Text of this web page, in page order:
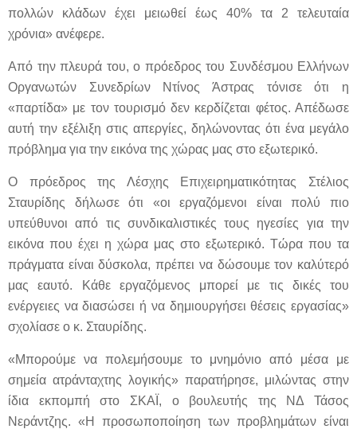
πολλών κλάδων έχει μειωθεί έως 40% τα 2 τελευταία
χρόνια» ανέφερε.
Από την πλευρά του, ο πρόεδρος του Συνδέσμου Ελλήνων
Οργανωτών Συνεδρίων Ντίνος Άστρας τόνισε ότι η
«παρτίδα» με τον τουρισμό δεν κερδίζεται φέτος. Απέδωσε
αυτή την εξέλιξη στις απεργίες, δηλώνοντας ότι ένα μεγάλο
πρόβλημα για την εικόνα της χώρας μας στο εξωτερικό.
Ο πρόεδρος της Λέσχης Επιχειρηματικότητας Στέλιος
Σταυρίδης δήλωσε ότι «οι εργαζόμενοι είναι πολύ πιο
υπεύθυνοι από τις συνδικαλιστικές τους ηγεσίες για την
εικόνα που έχει η χώρα μας στο εξωτερικό. Τώρα που τα
πράγματα είναι δύσκολα, πρέπει να δώσουμε τον καλύτερό
μας εαυτό. Κάθε εργαζόμενος μπορεί με τις δικές του
ενέργειες να διασώσει ή να δημιουργήσει θέσεις εργασίας»
σχολίασε ο κ. Σταυρίδης.
«Μπορούμε να πολεμήσουμε το μνημόνιο από μέσα με
σημεία ατράνταχτης λογικής» παρατήρησε, μιλώντας στην
ίδια εκπομπή στο ΣΚΑΪ, ο βουλευτής της ΝΔ Τάσος
Νεράντζης. «Η προσωποποίηση των προβλημάτων είναι